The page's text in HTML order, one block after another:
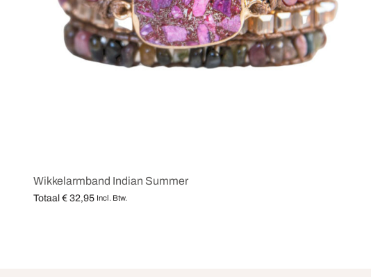
Wikkelarmband Indian Summer
Totaal € 32,95 Incl. Btw.